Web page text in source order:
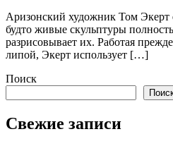
Аризонский художник Том Экерт
будто живые скульптуры
разрисовывает их. Работая
липой, Экерт использует […]
Поиск
Свежие записи